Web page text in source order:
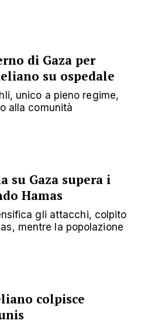
di Gaza per
su ospedale
unico a pieno regime,
alla comunità
su Gaza supera i
Hamas
gli attacchi, colpito
mentre la popolazione
colpisce